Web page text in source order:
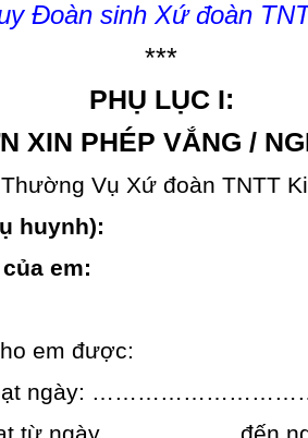
Đoàn sinh Xứ đoàn
***
PHỤ LỤC I:
XIN PHÉP VẮNG /
Vụ Xứ đoàn TNTT
huynh):
em:
em được:
hoạt ngày: